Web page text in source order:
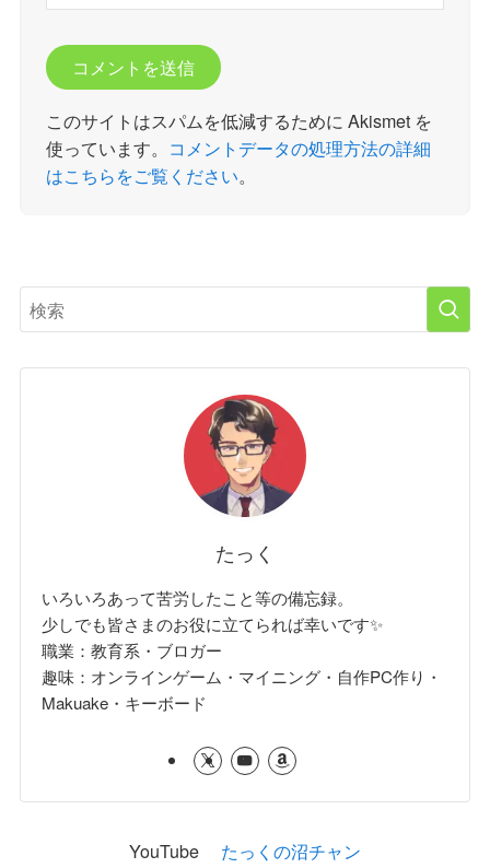
このサイトはスパムを低減するために Akismet を
使っています。 コメントデータの処理方法の詳細
はこちらをご覧ください。
たっく
いろいろあって苦労したこと等の備忘録。
少しでも皆さまのお役に立てられば幸いです✨
職業：教育系・ブロガー
趣味：オンラインゲーム・マイニング・自作PC作り・
Makuake・キーボード
YouTube たっくの沼チャン